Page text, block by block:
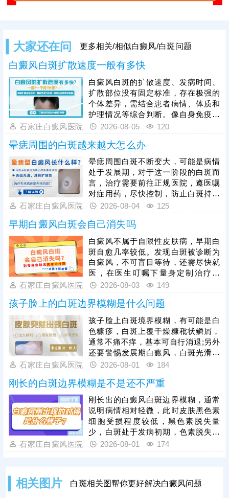
大家还在问 更多相关/相似白癜风/白斑问题
白癜风白斑扩散速度一般有多快
白癜风白斑的扩散速度、发病时间、
扩散部位没有固定标准，存在极强的
个体差异，需结合患者病情、体质和
护理情况等综合判断。像自身免疫紊
乱、精神压力大、外伤、熬夜等因
制病情，患者发病后需及时就医，根
据白癜风分型、分期开展科学对症治
疗，日常需做好皮肤护理，规避暴
晒、摩擦、外伤等诱因，保持规律作
息与良好心态，全方位降低白斑扩散
概率，稳定控制病情。
石家庄白癜风医院 2026-08-05 120
晕痣周围的白斑越来越大怎么办
晕痣周围白斑不断变大，可能是病情
处于发展期，对于这一阶段的白斑而
言，治疗需要前往正规医院，遵医嘱
对症用药，尽快控制，防止白斑持续
扩散。如果白斑扩散速度不是很快，
病情允许可适度照光，如美国进口
308激光，靶向性照射，治疗起效
快，安全性高。同时还应加强护理措
施，避免不良因素刺激，防治结合，
二者相辅相成，为白斑复色助力。
石家庄白癜风医院 2026-08-04 125
早期白癜风白斑会自己消失吗
白癜风不属于自限性皮肤病，早期白
斑自愈几率较低。发现白斑被诊断为
白癜风，不可盲目等待，还需尽快就
医，在医生叮嘱下量身定制治疗方
案，一人一方，个性化祛白，助力病
光，如美国进口308准分子激光，促
进黑色素细胞恢复活性和正常功能，
令表皮黑色素再生，提升祛白速度。
治疗过程中还需加强护理，避免外界
不良因素刺激，稳定自身免疫，防治
结合，全面令病情好转。
石家庄白癜风医院 2026-08-03 149
孩子脸上的白斑边界模糊是什么问题
孩子脸上白斑境界模糊，有可能是白
色糠疹，白斑上覆干燥糠秕状鳞屑，
通常不痛不痒，基本可自行消退;另外
还要警惕发展期白癜风，白斑光滑平
坦，形状各异，白斑边缘模糊可能伴
情况。发现孩子脸上有白斑，建议先
做检查，分析白斑是什么，了解白斑
病情。诊断清楚再遵医嘱对症用药，
祛白效果更有保障。
石家庄白癜风医院 2026-08-01 184
刚长的白斑边界模糊是不是还不严重
刚长出的白癜风白斑边界模糊，通常
说明病情相对轻微，此时皮肤黑色素
细胞受损程度较低，黑色素脱失量
少，白斑处于发病初期，色素脱失尚
未完全固化，是治疗的黄金阶段。但
需要注意的是，白癜风并非静止性皮
响，黑色素细胞损伤会持续加重，白
石家庄白癜风医院 2026-08-01 174
相关图片 白斑相关图帮你更好解决白癜风问题